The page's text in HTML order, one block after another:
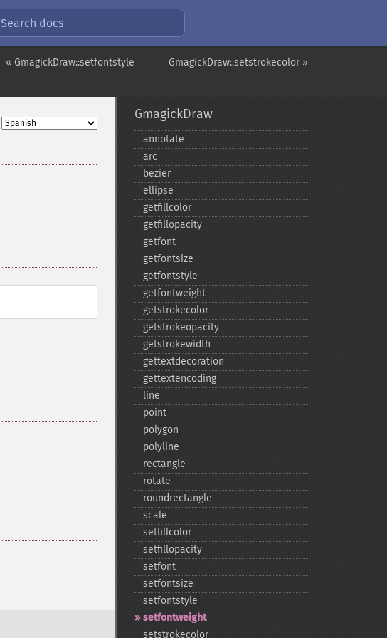
Search docs
GmagickDraw::setstrokecolor »
« GmagickDraw::setfontstyle
GmagickDraw
annotate
arc
bezier
ellipse
getfillcolor
getfillopacity
getfont
getfontsize
getfontstyle
getfontweight
getstrokecolor
getstrokeopacity
getstrokewidth
gettextdecoration
gettextencoding
line
point
polygon
polyline
rectangle
rotate
roundrectangle
scale
setfillcolor
setfillopacity
setfont
setfontsize
setfontstyle
setfontweight
setstrokecolor